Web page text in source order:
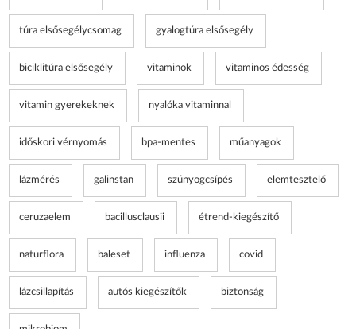
túra elsősegélycsomag gyalogtúra elsősegély
biciklitúra elsősegély vitaminok vitaminos édesség
vitamin gyerekeknek nyalóka vitaminnal
időskori vérnyomás bpa-mentes műanyagok
lázmérés galinstan szúnyogcsípés elemtesztelő
ceruzaelem bacillusclausii étrend-kiegészítő
naturflora baleset influenza covid
lázcsillapítás autós kiegészítők biztonság